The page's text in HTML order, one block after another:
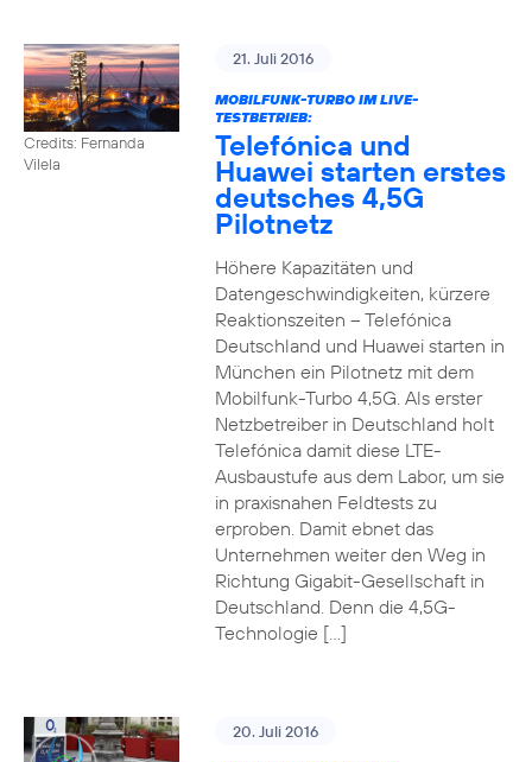
Credits: Fernanda
Vilela
21. Juli 2016
MOBILFUNK-TURBO IM LIVE-
TESTBETRIEB:
Telefónica und
Huawei starten erstes
deutsches 4,5G
Pilotnetz
Höhere Kapazitäten und
Datengeschwindigkeiten, kürzere
Reaktionszeiten – Telefónica
Deutschland und Huawei starten in
München ein Pilotnetz mit dem
Mobilfunk-Turbo 4,5G. Als erster
Netzbetreiber in Deutschland holt
Telefónica damit diese LTE-
Ausbaustufe aus dem Labor, um sie
in praxisnahen Feldtests zu
erproben. Damit ebnet das
Unternehmen weiter den Weg in
Richtung Gigabit-Gesellschaft in
Deutschland. Denn die 4,5G-
Technologie […]
20. Juli 2016